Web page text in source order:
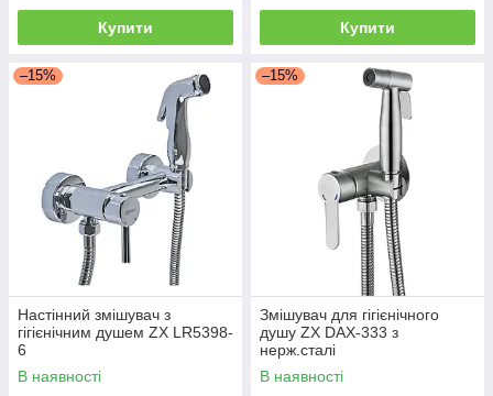
Купити Купити
–15%
Настінний змішувач з
гігієнічним душем ZX LR5398-
6
В наявності
–15%
Змішувач для гігієнічного
душу ZX DAX-333 з
нерж.сталі
В наявності